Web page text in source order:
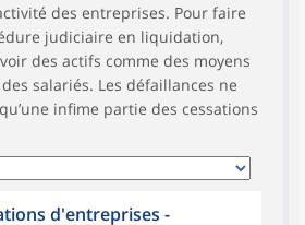
des entreprises. Pour faire
judiciaire en liquidation,
des actifs comme des moyens
salariés. Les défaillances ne
infime partie des cessations
d'entreprises -